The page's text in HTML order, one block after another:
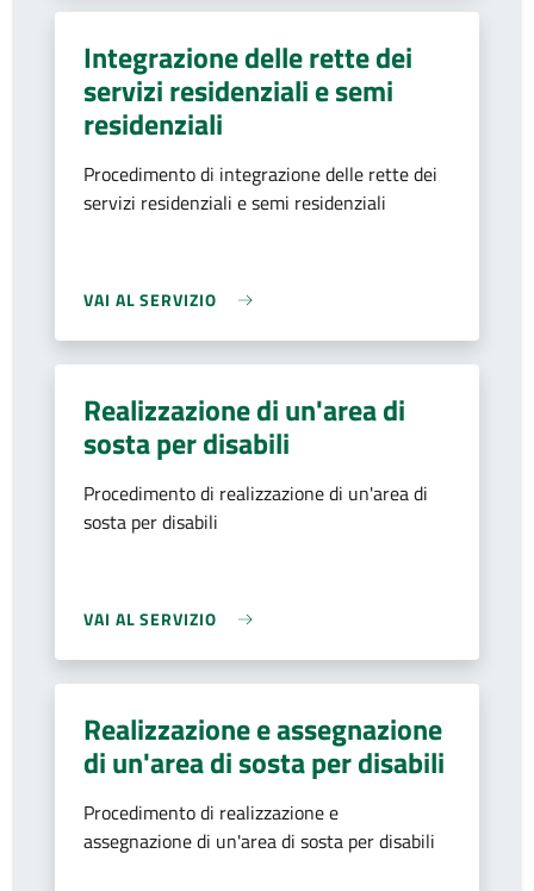
Integrazione delle rette dei
servizi residenziali e semi
residenziali
Procedimento di integrazione delle rette dei
servizi residenziali e semi residenziali
VAI AL SERVIZIO
Realizzazione di un'area di
sosta per disabili
Procedimento di realizzazione di un'area di
sosta per disabili
VAI AL SERVIZIO
Realizzazione e assegnazione
di un'area di sosta per disabili
Procedimento di realizzazione e
assegnazione di un'area di sosta per disabili